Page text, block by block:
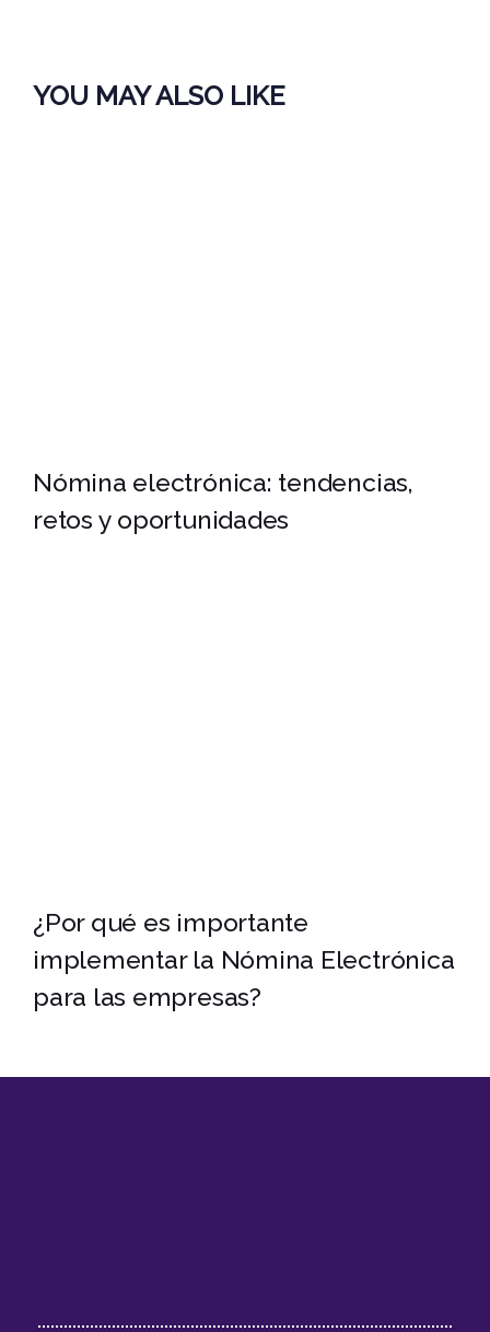
YOU MAY ALSO LIKE
Nómina electrónica: tendencias,
retos y oportunidades
¿Por qué es importante
implementar la Nómina Electrónica
para las empresas?